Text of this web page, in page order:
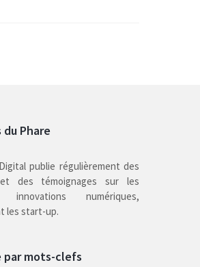
du Phare
publie régulièrement des
des témoignages sur les
innovations numériques,
les start-up.
par mots-clefs